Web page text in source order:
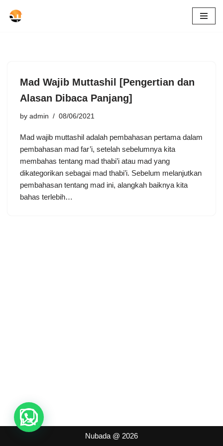
Mad Wajib Muttashil [Pengertian dan
Alasan Dibaca Panjang]
by admin 08/06/2021
Mad wajib muttashil adalah pembahasan pertama dalam
pembahasan mad far’i, setelah sebelumnya kita
membahas tentang mad thabi’i atau mad yang
dikategorikan sebagai mad thabi’i. Sebelum melanjutkan
pembahasan tentang mad ini, alangkah baiknya kita
bahas terlebih…
Nubada @ 2026